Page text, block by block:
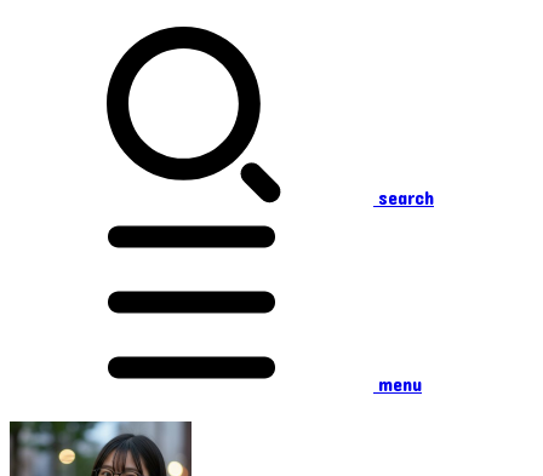
search
menu